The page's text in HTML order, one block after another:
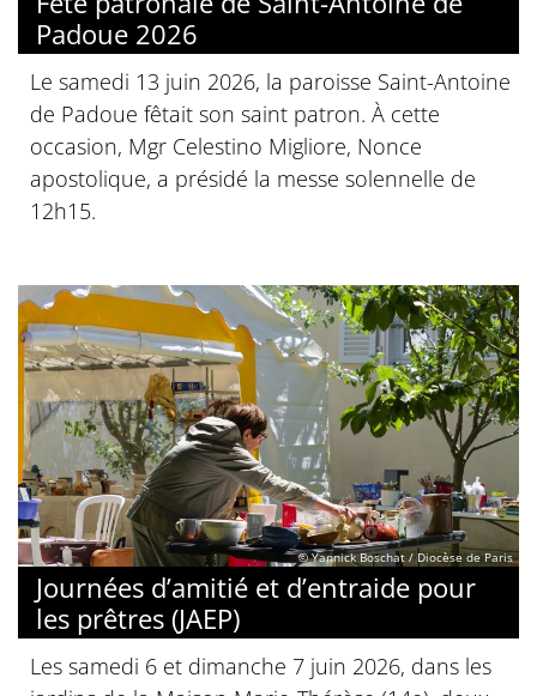
Padoue 2026
Le samedi 13 juin 2026, la paroisse Saint-Antoine
de Padoue fêtait son saint patron. À cette
occasion, Mgr Celestino Migliore, Nonce
apostolique, a présidé la messe solennelle de
12h15.
© Yannick Boschat / Diocèse de Paris
Journées d’amitié et d’entraide pour
les prêtres (JAEP)
Les samedi 6 et dimanche 7 juin 2026, dans les